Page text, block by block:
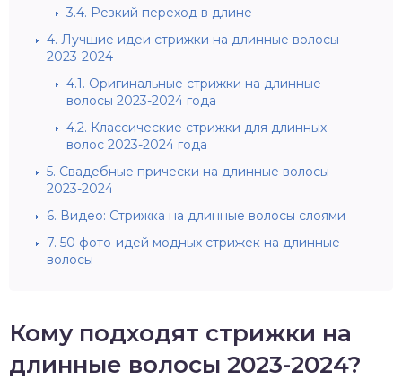
3.4. Резкий переход в длине
4. Лучшие идеи стрижки на длинные волосы
2023-2024
4.1. Оригинальные стрижки на длинные
волосы 2023-2024 года
4.2. Классические стрижки для длинных
волос 2023-2024 года
5. Свадебные прически на длинные волосы
2023-2024
6. Видео: Стрижка на длинные волосы слоями
7. 50 фото-идей модных стрижек на длинные
волосы
Кому подходят стрижки на
длинные волосы 2023-2024?